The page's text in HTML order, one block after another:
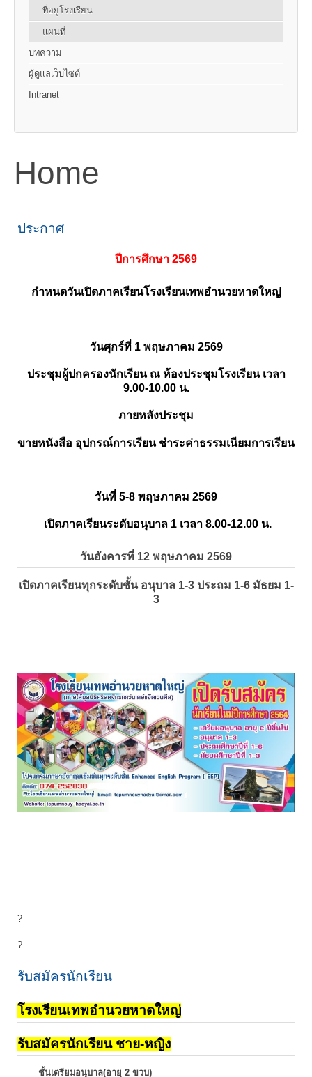
ที่อยู่โรงเรียน
แผนที่
บทความ
ผู้ดูแลเว็บไซต์
Intranet
Home
ประกาศ
ปีการศึกษา 2569
กำหนดวันเปิดภาคเรียนโรงเรียนเทพอำนวยหาดใหญ่
วันศุกร์ที่ 1 พฤษภาคม 2569
ประชุมผู้ปกครองนักเรียน ณ ห้องประชุมโรงเรียน เวลา
9.00-10.00 น.
ภายหลังประชุม
ขายหนังสือ อุปกรณ์การเรียน ชำระค่าธรรมเนียมการเรียน
วันที่ 5-8 พฤษภาคม 2569
เปิดภาคเรียนระดับอนุบาล 1 เวลา 8.00-12.00 น.
วันอังคารที่ 12 พฤษภาคม 2569
เปิดภาคเรียนทุกระดับชั้น อนุบาล 1-3 ประถม 1-6 มัธยม 1-
3
?
?
รับสมัครนักเรียน
โรงเรียนเทพอำนวยหาดใหญ่
รับสมัครนักเรียน ชาย-หญิง
ชั้นเตรียมอนุบาล(อายุ 2 ขวบ)